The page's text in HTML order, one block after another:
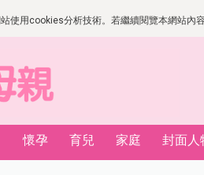
使用cookies分析技術。若繼續閱覽本網站
懷孕 育兒 家庭 封面人